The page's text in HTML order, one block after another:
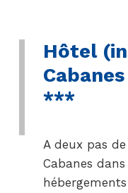
Hôtel
***
A deux pas
Cabanes